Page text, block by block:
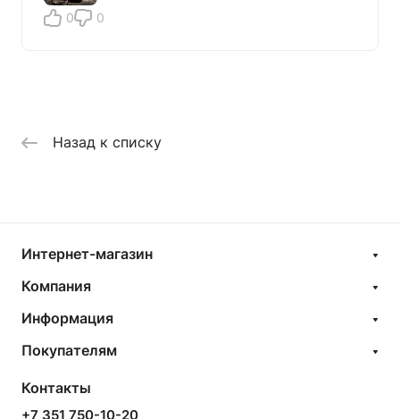
0 0
Назад к списку
Интернет-магазин
Компания
Информация
Покупателям
Контакты
+7 351 750-10-20